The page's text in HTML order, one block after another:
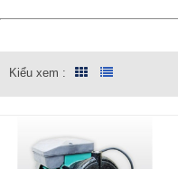
Kiểu xem :